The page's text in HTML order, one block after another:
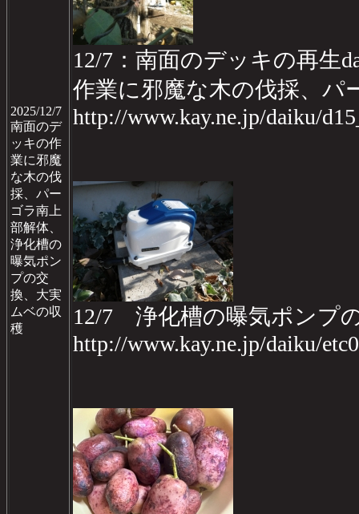
2025/12/7
南面のデ
ッキの作
業に邪魔
な木の伐
採、パー
ゴラ南上
部解体、
浄化槽の
曝気ポン
プの交
換、大実
ムベの収
穫
12/7：南面のデッキの再生
作業に邪魔な木の伐採、パ
http://www.kay.ne.jp/daiku/
12/7 浄化槽の曝気ポンプ
http://www.kay.ne.jp/daiku/